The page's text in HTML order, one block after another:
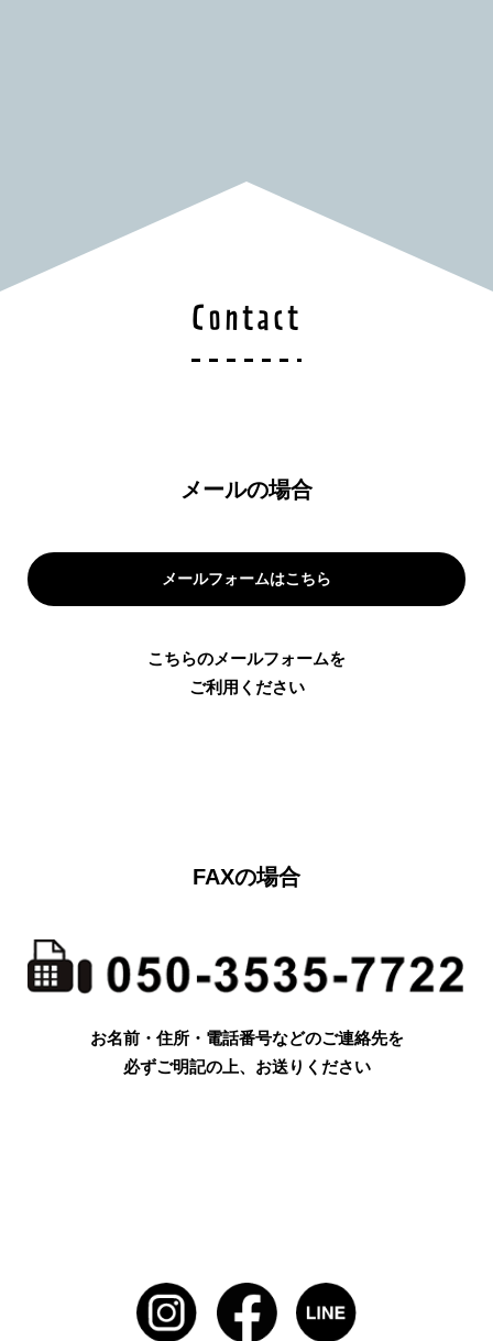
Contact
メールの場合
メールフォームはこちら
こちらのメールフォームを
ご利用ください
FAXの場合
お名前・住所・電話番号などのご連絡先を
必ずご明記の上、お送りください